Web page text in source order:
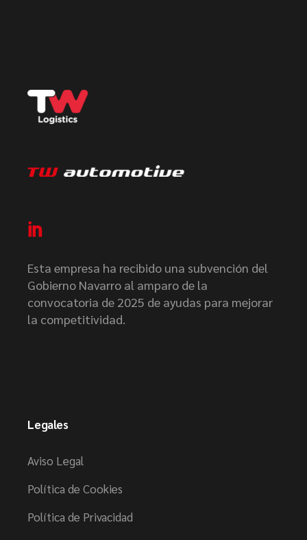
Esta empresa ha recibido una subvención del
Gobierno Navarro al amparo de la
convocatoria de 2025 de ayudas para mejorar
la competitividad.
Legales
Aviso Legal
Política de Cookies
Política de Privacidad